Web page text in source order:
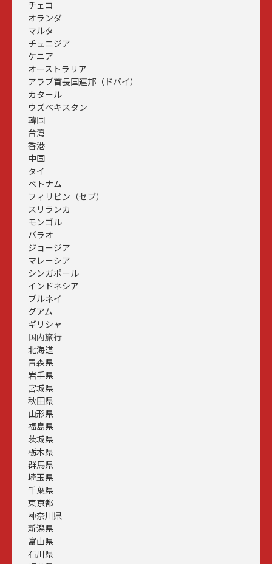
チェコ
オランダ
マルタ
チュニジア
ケニア
オーストラリア
アラブ首長国連邦（ドバイ）
カタール
ウズベキスタン
韓国
台湾
香港
中国
タイ
ベトナム
フィリピン（セブ）
スリランカ
モンゴル
パラオ
ジョージア
マレーシア
シンガポール
インドネシア
ブルネイ
グアム
ギリシャ
国内旅行
北海道
青森県
岩手県
宮城県
秋田県
山形県
福島県
茨城県
栃木県
群馬県
埼玉県
千葉県
東京都
神奈川県
新潟県
富山県
石川県